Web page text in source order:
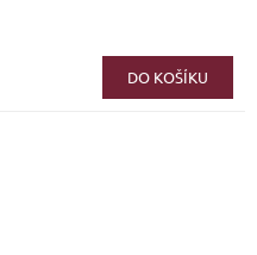
DO KOŠÍKU